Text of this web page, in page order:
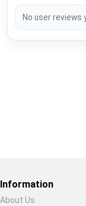
No user reviews
Information
About Us